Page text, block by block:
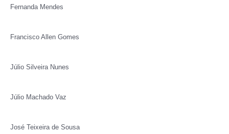
Fernanda Mendes
Francisco Allen Gomes
Júlio Silveira Nunes
Júlio Machado Vaz
José Teixeira de Sousa